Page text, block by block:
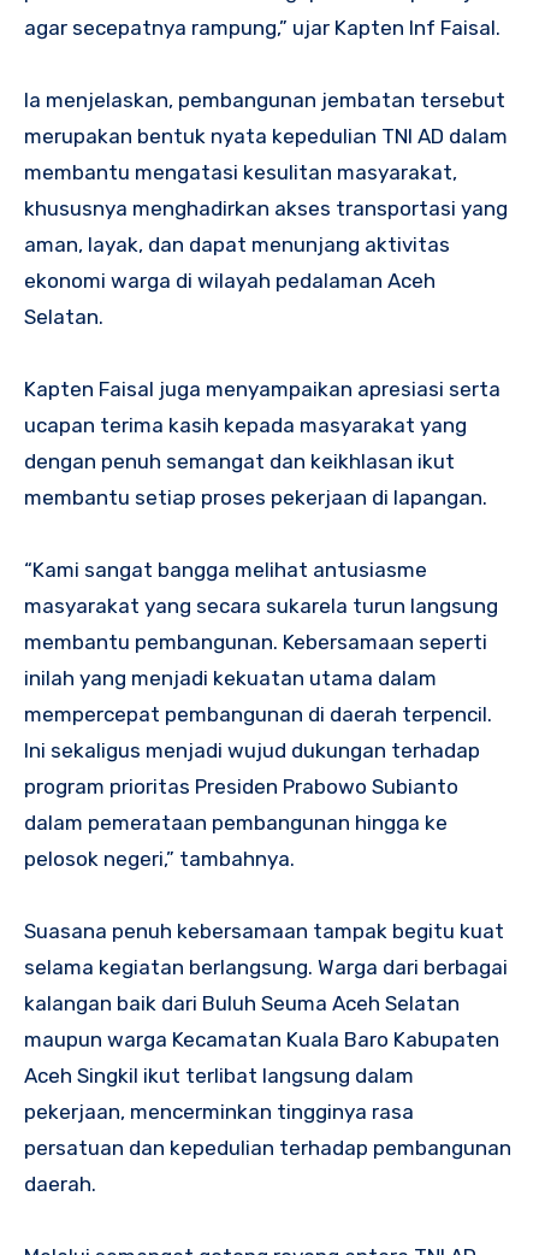
agar secepatnya rampung,” ujar Kapten Inf Faisal.
Ia menjelaskan, pembangunan jembatan tersebut
merupakan bentuk nyata kepedulian TNI AD dalam
membantu mengatasi kesulitan masyarakat,
khususnya menghadirkan akses transportasi yang
aman, layak, dan dapat menunjang aktivitas
ekonomi warga di wilayah pedalaman Aceh
Selatan.
Kapten Faisal juga menyampaikan apresiasi serta
ucapan terima kasih kepada masyarakat yang
dengan penuh semangat dan keikhlasan ikut
membantu setiap proses pekerjaan di lapangan.
“Kami sangat bangga melihat antusiasme
masyarakat yang secara sukarela turun langsung
membantu pembangunan. Kebersamaan seperti
inilah yang menjadi kekuatan utama dalam
mempercepat pembangunan di daerah terpencil.
Ini sekaligus menjadi wujud dukungan terhadap
program prioritas Presiden Prabowo Subianto
dalam pemerataan pembangunan hingga ke
pelosok negeri,” tambahnya.
Suasana penuh kebersamaan tampak begitu kuat
selama kegiatan berlangsung. Warga dari berbagai
kalangan baik dari Buluh Seuma Aceh Selatan
maupun warga Kecamatan Kuala Baro Kabupaten
Aceh Singkil ikut terlibat langsung dalam
pekerjaan, mencerminkan tingginya rasa
persatuan dan kepedulian terhadap pembangunan
daerah.